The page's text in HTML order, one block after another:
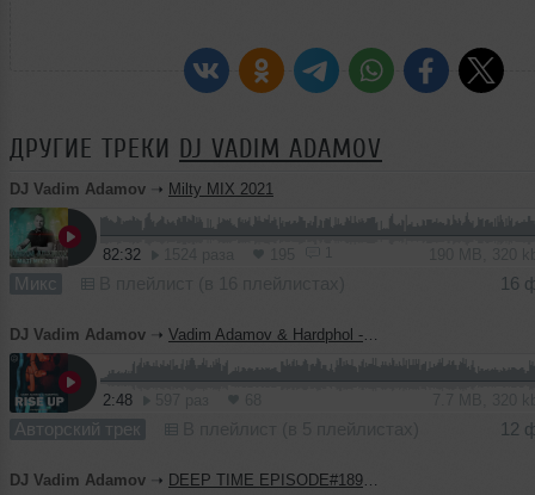
ДРУГИЕ ТРЕКИ DJ VADIM ADAMOV
DJ Vadim Adamov ➝ Milty MIX 2021
82:32
Микс 16
DJ Vadim Adamov ➝ Vadim Adamov & Hardphol - Rise Up
2:48
Авторский трек 12
DJ Vadim Adamov ➝ DEEP TIME EPISODE#189 [Record Deep] (11-02-2021)